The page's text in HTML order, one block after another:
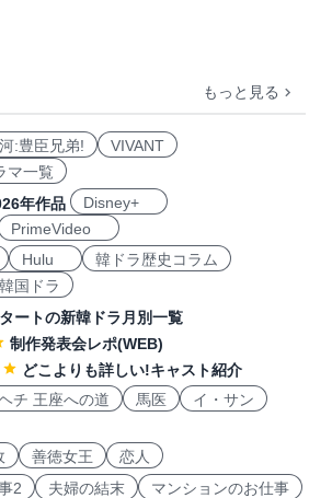
もっと見る
:豊臣兄弟!
VIVANT
マ一覧
年作品
Disney+
PrimeVideo
Hulu
韓ドラ歴史コラム
国ドラ
ートの新韓ドラ月別一覧
制作発表会レポ(WEB)
どこよりも詳しい!キャスト紹介
チ 王座への道 馬医
イ・サン
善徳女王
恋人
2 夫婦の結末
マンションのお仕事